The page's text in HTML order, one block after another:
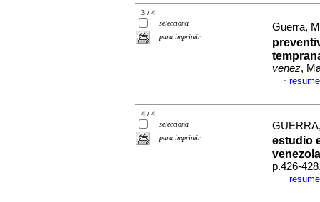
3 / 4
selecciona
para imprimir
Guerra,
venez,
·
4 / 4
selecciona
para imprimir
estudio
p.426-
·